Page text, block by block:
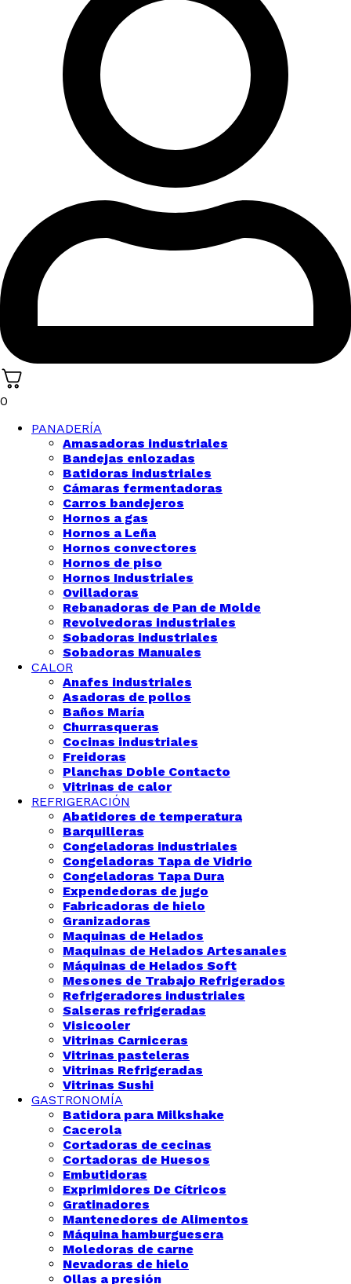
0
PANADERÍA
Amasadoras industriales
Bandejas enlozadas
Batidoras industriales
Cámaras fermentadoras
Carros bandejeros
Hornos a gas
Hornos a Leña
Hornos convectores
Hornos de piso
Hornos Industriales
Ovilladoras
Rebanadoras de Pan de Molde
Revolvedoras industriales
Sobadoras industriales
Sobadoras Manuales
CALOR
Anafes industriales
Asadoras de pollos
Baños María
Churrasqueras
Cocinas industriales
Freidoras
Planchas Doble Contacto
Vitrinas de calor
REFRIGERACIÓN
Abatidores de temperatura
Barquilleras
Congeladoras industriales
Congeladoras Tapa de Vidrio
Congeladoras Tapa Dura
Expendedoras de jugo
Fabricadoras de hielo
Granizadoras
Maquinas de Helados
Maquinas de Helados Artesanales
Máquinas de Helados Soft
Mesones de Trabajo Refrigerados
Refrigeradores industriales
Salseras refrigeradas
Visicooler
Vitrinas Carniceras
Vitrinas pasteleras
Vitrinas Refrigeradas
Vitrinas Sushi
GASTRONOMÍA
Batidora para Milkshake
Cacerola
Cortadoras de cecinas
Cortadoras de Huesos
Embutidoras
Exprimidores De Cítricos
Gratinadores
Mantenedores de Alimentos
Máquina hamburguesera
Moledoras de carne
Nevadoras de hielo
Ollas a presión